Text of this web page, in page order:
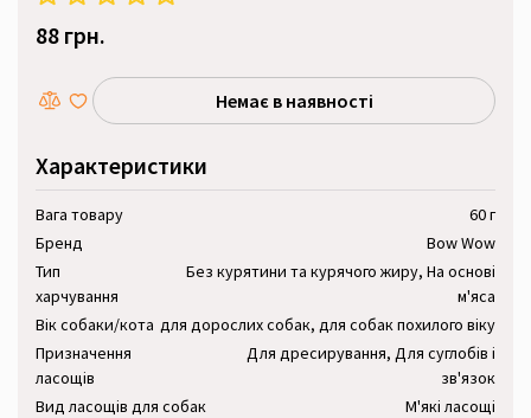
88 грн.
Немає в наявності
Характеристики
Вага товару
60 г
Бренд
Bow Wow
Тип
харчування
Без курятини та курячого жиру, На основі
м'яса
Вік собаки/кота для дорослих собак, для собак похилого віку
Призначення
ласощів
Для дресирування, Для суглобів і
зв'язок
Вид ласощів для собак
М'які ласощі